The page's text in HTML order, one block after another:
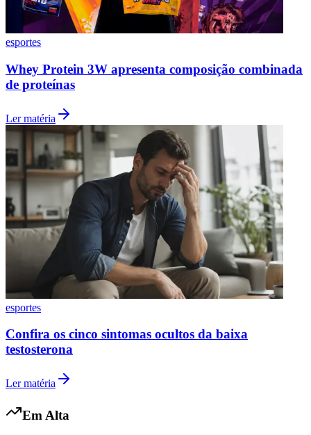
Fluminense
esportes
Whey Protein 3W apresenta composição combinada
de proteínas
Ler matéria
esportes
Confira os cinco sintomas ocultos da baixa
testosterona
Ler matéria
Em Alta